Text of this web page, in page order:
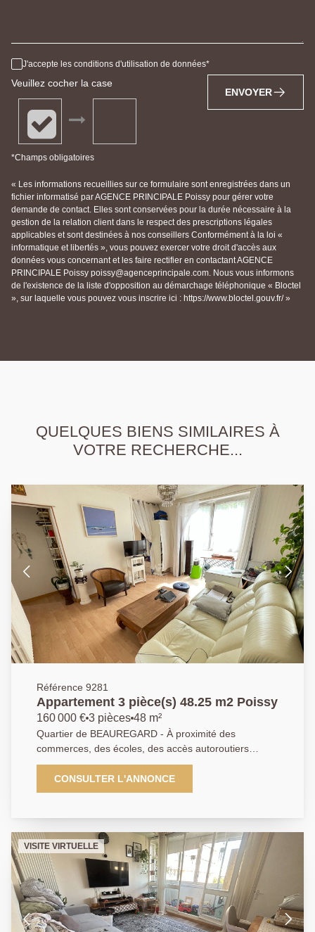
J'accepte les conditions d'utilisation de données
Veuillez cocher la case
*Champs obligatoires
ENVOYER
« Les informations recueillies sur ce formulaire sont enregistrées dans un
fichier informatisé par AGENCE PRINCIPALE Poissy pour gérer votre
demande de contact. Elles sont conservées pour la durée nécessaire à la
gestion de la relation client dans le respect des prescriptions légales
applicables et sont destinées à nos conseillers Conformément à la loi «
informatique et libertés », vous pouvez exercer votre droit d'accès aux
données vous concernant et les faire rectifier en contactant AGENCE
PRINCIPALE Poissy poissy@agenceprincipale.com. Nous vous informons
de l'existence de la liste d'opposition au démarchage téléphonique « Bloctel
», sur laquelle vous pouvez vous inscrire ici : https://www.bloctel.gouv.fr/ »
QUELQUES BIENS SIMILAIRES À
VOTRE RECHERCHE...
Référence 9281
Appartement 3 pièce(s) 48.25 m2 Poissy
160 000 € 3 pièces 48 m²
Quartier de BEAUREGARD - À proximité des
commerces, des écoles, des accès autoroutiers
A13/A14 et d'un arrêt de bus pour le centre-ville et la
gare RER/SNCF de Poissy. L'agence Principale vous
propose ce bel appartement de type 3 pièces de 48m²
aménagée , deux chambres, un séjour, une salle de
bains et toilettes séparées. Une cave complète ce
bien. Parking libre réservé aux résidents. A visiter
sans attendre ! AGENCE PRINCIPALE:
01.30.06.69.69 (collaborateur salarié C.H).
CONSULTER L'ANNONCE
VISITE VIRTUELLE